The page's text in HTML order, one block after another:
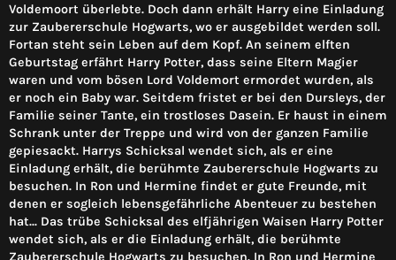
Voldemoort überlebte. Doch dann erhält Harry eine Einladung
zur Zaubererschule Hogwarts, wo er ausgebildet werden soll.
Fortan steht sein Leben auf dem Kopf. An seinem elften
Geburtstag erfährt Harry Potter, dass seine Eltern Magier
waren und vom bösen Lord Voldemort ermordet wurden, als
er noch ein Baby war. Seitdem fristet er bei den Dursleys, der
Familie seiner Tante, ein trostloses Dasein. Er haust in einem
Schrank unter der Treppe und wird von der ganzen Familie
gepiesackt. Harrys Schicksal wendet sich, als er eine
Einladung erhält, die berühmte Zaubererschule Hogwarts zu
besuchen. In Ron und Hermine findet er gute Freunde, mit
denen er sogleich lebensgefährliche Abenteuer zu bestehen
hat... Das trübe Schicksal des elfjährigen Waisen Harry Potter
wendet sich, als er die Einladung erhält, die berühmte
Zaubererschule Hogwarts zu besuchen. In Ron und Hermine